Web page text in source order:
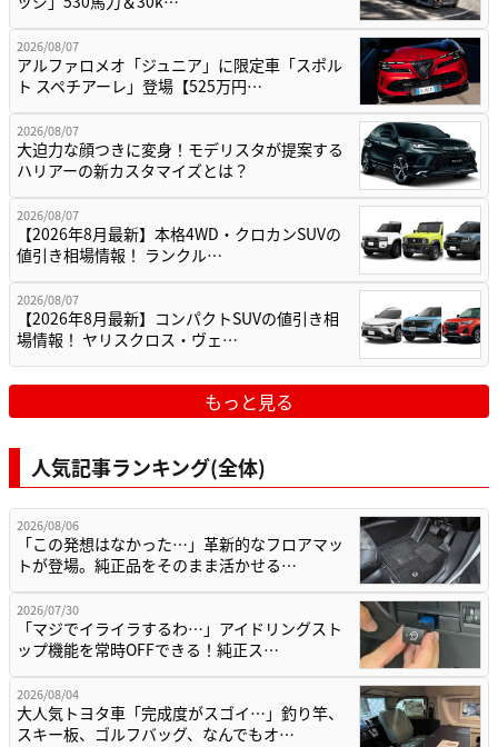
2026/08/07
アルファロメオ「ジュニア」に限定車「スポル
ト スペチアーレ」登場【525万円…
2026/08/07
大迫力な顔つきに変身！モデリスタが提案する
ハリアーの新カスタマイズとは？
2026/08/07
【2026年8月最新】本格4WD・クロカンSUVの
値引き相場情報！ ランクル…
2026/08/07
【2026年8月最新】コンパクトSUVの値引き相
場情報！ ヤリスクロス・ヴェ…
もっと見る
人気記事ランキング(全体)
2026/08/06
「この発想はなかった…」革新的なフロアマッ
トが登場。純正品をそのまま活かせる…
2026/07/30
「マジでイライラするわ…」アイドリングスト
ップ機能を常時OFFできる！純正ス…
2026/08/04
大人気トヨタ車「完成度がスゴイ…」釣り竿、
スキー板、ゴルフバッグ、なんでもオ…